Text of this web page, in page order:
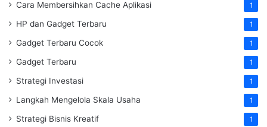
Cara Membersihkan Cache Aplikasi 1
HP dan Gadget Terbaru 1
Gadget Terbaru Cocok 1
Gadget Terbaru 1
Strategi Investasi 1
Langkah Mengelola Skala Usaha 1
Strategi Bisnis Kreatif 1